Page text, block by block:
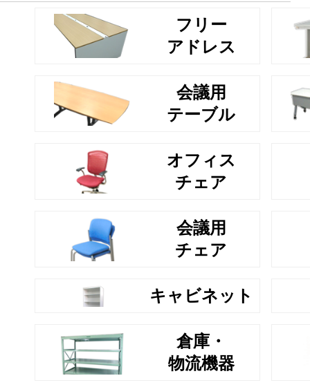
フリー
アドレス
会議用
テーブル
オフィス
チェア
会議用
チェア
キャビネット
倉庫・
物流機器